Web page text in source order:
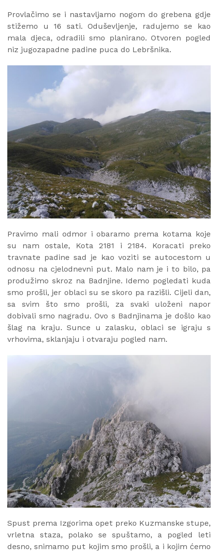
Provlačimo se i nastavljamo nogom do grebena gdje
stižemo u 16 sati. Oduševljenje, radujemo se kao
mala djeca, odradili smo planirano. Otvoren pogled
niz jugozapadne padine puca do Lebršnika.
Pravimo mali odmor i obaramo prema kotama koje
su nam ostale, Kota 2181 i 2184. Koracati preko
travnate padine sad je kao voziti se autocestom u
odnosu na cjelodnevni put. Malo nam je i to bilo, pa
produžimo skroz na Badnjine. Idemo pogledati kuda
smo prošli, jer oblaci su se skoro pa razišli. Cijeli dan,
sa svim što smo prošli, za svaki uloženi napor
dobivali smo nagradu. Ovo s Badnjinama je došlo kao
šlag na kraju. Sunce u zalasku, oblaci se igraju s
vrhovima, sklanjaju i otvaraju pogled nam.
Spust prema Izgorima opet preko Kuzmanske stupe,
vrletna staza, polako se spuštamo, a pogled leti
desno, snimamo put kojim smo prošli, a i kojim ćemo